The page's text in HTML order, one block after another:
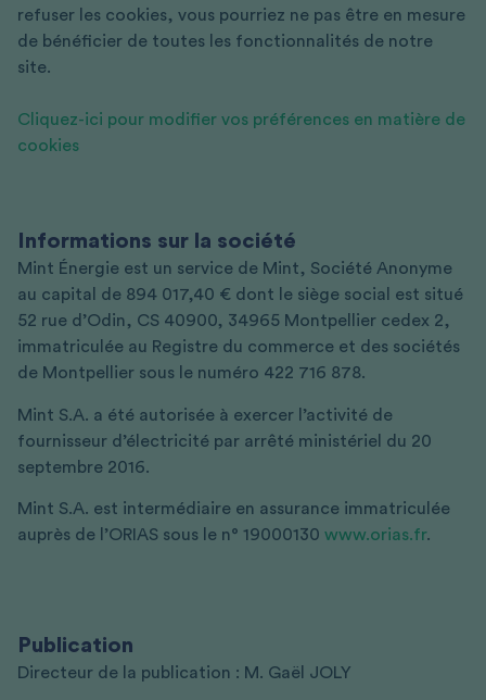
refuser les cookies, vous pourriez ne pas être en mesure
de bénéficier de toutes les fonctionnalités de notre
site.
Cliquez-ici pour modifier vos préférences en matière de
cookies
Informations sur la société
Mint Énergie est un service de Mint, Société Anonyme
au capital de 894 017,40 € dont le siège social est situé
52 rue d’Odin, CS 40900, 34965 Montpellier cedex 2,
immatriculée au Registre du commerce et des sociétés
de Montpellier sous le numéro 422 716 878.
Mint S.A. a été autorisée à exercer l’activité de
fournisseur d’électricité par arrêté ministériel du 20
septembre 2016.
Mint S.A. est intermédiaire en assurance immatriculée
auprès de l’ORIAS sous le n° 19000130 www.orias.fr.
Publication
Directeur de la publication : M. Gaël JOLY